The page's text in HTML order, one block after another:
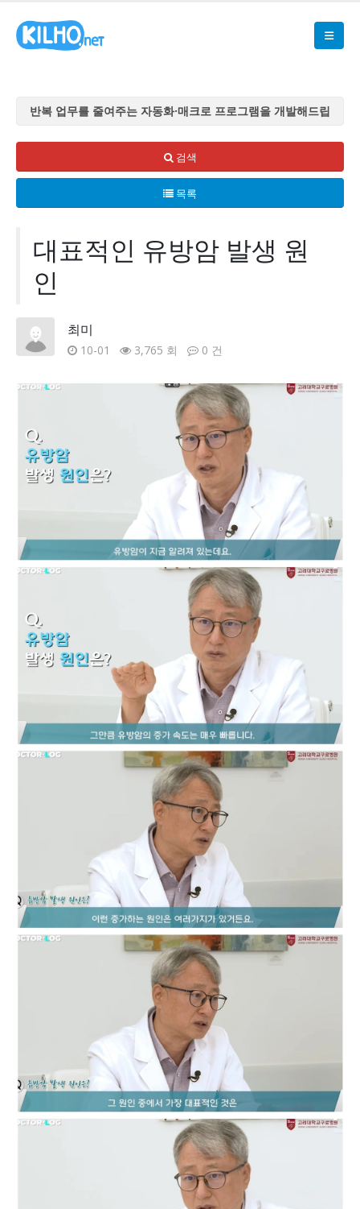
반복 업무를 줄여주는 자동화·매크로 프로그램을 개발해드립
반복 업무를 줄여주는 자동화·매크로 프로그램을 개발해드립
니다
반복 업무를 줄여주는 자동화·매크로 프로그램을 개발해드립
반복 업무를 줄여주는 자동화·매크로 프로그램을 개발해드립
니다
반복 업무를 줄여주는 자동화·매크로 프로그램을 개발해드립
검색
목록
대표적인 유방암 발생 원
인
최미
10-01 3,765 회 0 건